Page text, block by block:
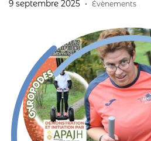
septembre 2025
9 septembre 2025 Évènements